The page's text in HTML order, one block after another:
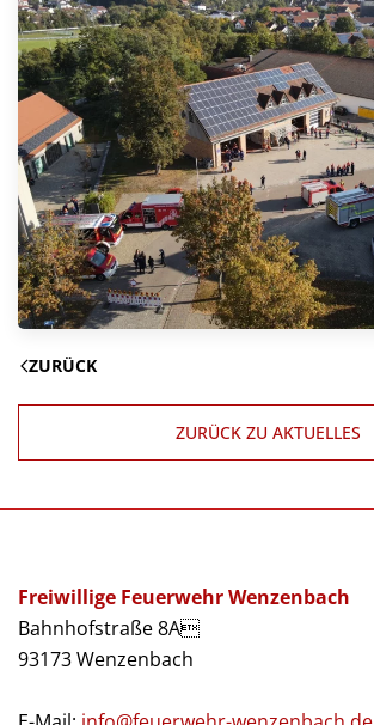
ZURÜCK
ZURÜCK ZU AKTUELLES
Freiwillige Feuerwehr Wenzenbach
Bahnhofstraße 8A
93173 Wenzenbach